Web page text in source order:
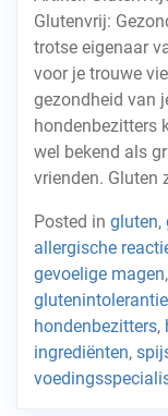
Glutenvrij:
trotse eigenaar
voor je trouwe
gezondheid van
hondenbezitters
wel bekend als
vrienden. Gluten
Posted in gluten,
allergische
gevoelige magen,
glutenintolerantie
hondenbezitters,
ingrediënten,